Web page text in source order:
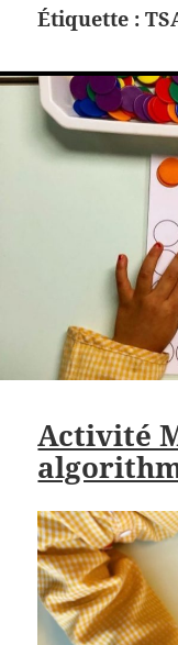
Étiquette :
Activité